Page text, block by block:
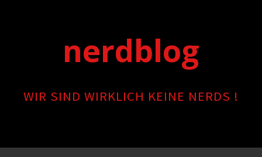
nerdblog
WIR SIND WIRKLICH KEINE NERDS !